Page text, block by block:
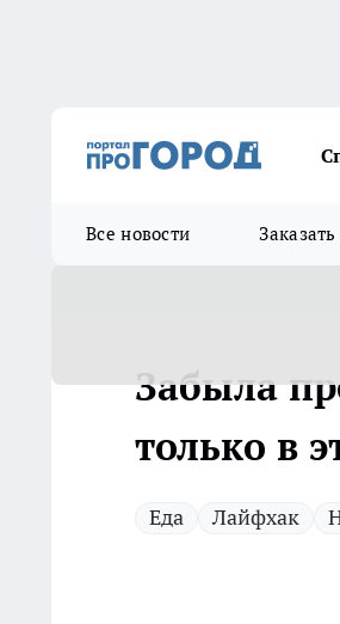
Все новости
Забыла
только в
Еда Лайфхак